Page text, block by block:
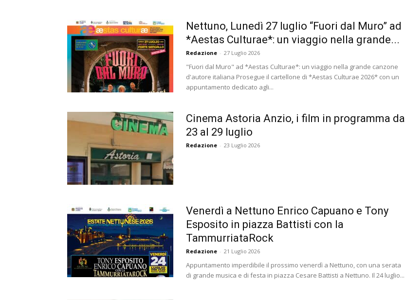
Nettuno, Lunedì 27 luglio “Fuori dal Muro” ad
*Aestas Culturae*: un viaggio nella grande...
Redazione - 27 Luglio 2026
"Fuori dal Muro" ad *Aestas Culturae*: un viaggio nella grande canzone
d'autore italiana Prosegue il cartellone di *Aestas Culturae 2026* con un
appuntamento dedicato agli...
Cinema Astoria Anzio, i film in programma da
23 al 29 luglio
Redazione - 23 Luglio 2026
Venerdì a Nettuno Enrico Capuano e Tony
Esposito in piazza Battisti con la
TammurriataRock
Redazione - 21 Luglio 2026
Appuntamento imperdibile il prossimo venerdì a Nettuno, con una serata
di grande musica e di festa in piazza Cesare Battisti a Nettuno. Il 24 luglio...